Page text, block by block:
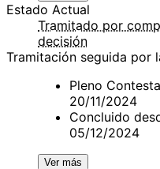
Estado Actual
Tramitado por
decisión
Tramitación seguida por
Pleno
20/11/2024
Concluido
05/12/2024
Ver más